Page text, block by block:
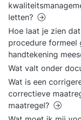
letten?
Hoe laat je zien
procedure formeel
handtekening
Wat valt onder
Wat is een
correctieve
maatregel?